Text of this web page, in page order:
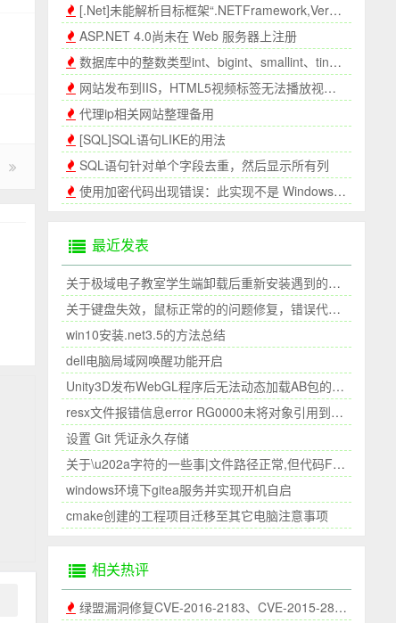
[.Net]未能解析目标框架“.NETFramework,Version=v3.5”的 mscorlib
ASP.NET 4.0尚未在 Web 服务器上注册
数据库中的整数类型int、bigint、smallint、tinyint之间的区别
网站发布到IIS，HTML5视频标签无法播放视频的解决办法
代理ip相关网站整理备用
[SQL]SQL语句LIKE的用法
SQL语句针对单个字段去重，然后显示所有列
使用加密代码出现错误：此实现不是 Windows 平台 FIPS 验证的加密算法的一部分
最近发表
关于极域电子教室学生端卸载后重新安装遇到的问题
关于键盘失效，鼠标正常的的问题修复，错误代码39
win10安装.net3.5的方法总结
dell电脑局域网唤醒功能开启
Unity3D发布WebGL程序后无法动态加载AB包的问题
resx文件报错信息error RG0000未将对象引用到设置的实例||未能加载文件或程序集
设置 Git 凭证永久存储
关于\u202a字符的一些事|文件路径正常,但代码File.Exists显示文件不存在|复制的文件路径和手写的路径不一致
windows环境下gitea服务并实现开机自启
cmake创建的工程项目迁移至其它电脑注意事项
相关热评
绿盟漏洞修复CVE-2016-2183、CVE-2015-2808和CVE-2013-2566漏洞